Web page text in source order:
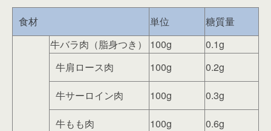
食材 単位 糖質量
牛バラ肉（脂身つき） 100g
0.1g
牛肩ロース肉
100g 0.2g
牛サーロイン肉 100g 0.3g
牛もも肉 100g 0.6g